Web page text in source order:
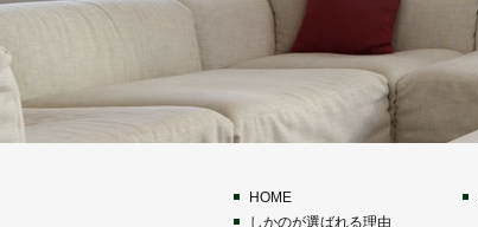
HOME
しかのが選ばれる理由